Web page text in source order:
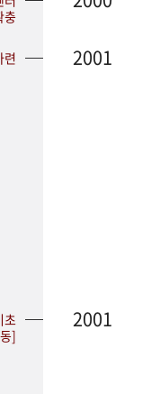
충
2001
초
]
2001